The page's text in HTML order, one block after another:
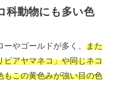
科動物にも多い色
ーやゴールドが多く、また
ビアヤマネコ」や同じネコ
もこの黄色みが強い目の色